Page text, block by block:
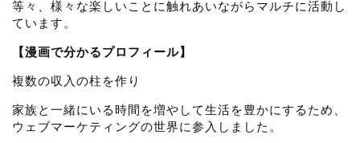
等々、様々な楽しいことに触れあいながらマルチに活動し
ています。
【漫画で分かるプロフィール】
複数の収入の柱を作り
家族と一緒にいる時間を増やして生活を豊かにするため、
ウェブマーケティングの世界に参入しました。